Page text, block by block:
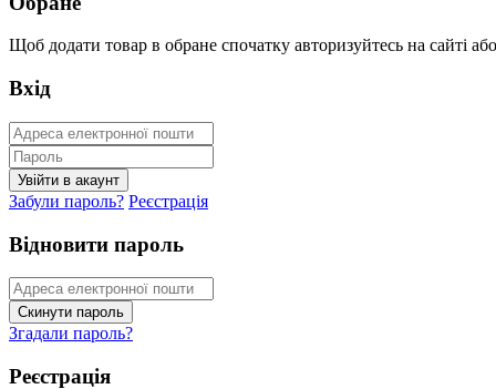
Щоб додати товар в обране спочатку авторизуйтесь на сайті або
Вхід
Забули пароль? Реєстрація
Відновити пароль
Згадали пароль?
Реєстрація